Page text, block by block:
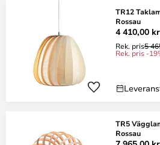
TR12
Rossau
4 410,00 kr
Rek. pris5
Rek. pris -
TR5
Rossau